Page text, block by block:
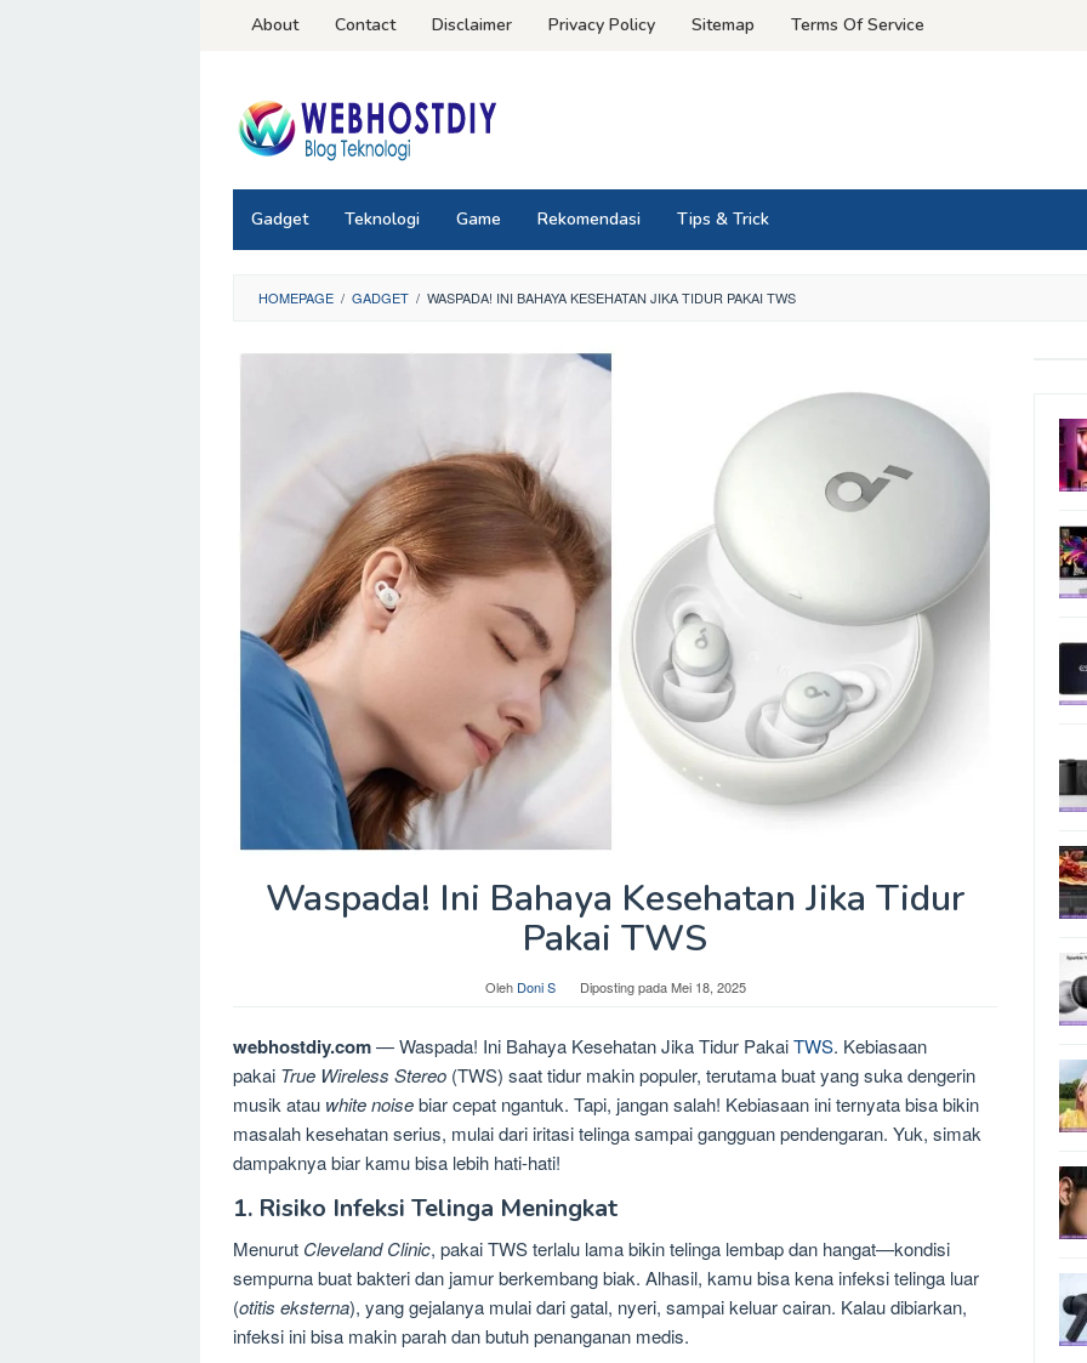
About Contact Disclaimer Privacy Policy Sitemap Terms Of Service
Gadget Teknologi Game Rekomendasi Tips & Trick
HOMEPAGE / GADGET / WASPADA! INI BAHAYA KESEHATAN JIKA TIDUR PAKAI TWS
Waspada! Ini Bahaya Kesehatan Jika Tidur
Pakai TWS
Oleh Doni S Diposting padaMei 18, 2025
webhostdiy.com— Waspada! Ini Bahaya Kesehatan Jika Tidur PakaiTWS. Kebiasaan
pakai True Wireless Stereo (TWS) saat tidur makin populer, terutama buat yang suka dengerin
musik atau white noisebiar cepat ngantuk. Tapi, jangan salah! Kebiasaan ini ternyata bisa bikin
masalah kesehatan serius, mulai dari iritasi telinga sampai gangguan pendengaran. Yuk, simak
dampaknya biar kamu bisa lebih hati-hati!
1. Risiko Infeksi Telinga Meningkat
Menurut Cleveland Clinic, pakai TWS terlalu lama bikin telinga lembap dan hangat—kondisi
sempurna buat bakteri dan jamur berkembang biak. Alhasil, kamu bisa kena infeksi telinga luar
(otitis eksterna), yang gejalanya mulai dari gatal, nyeri, sampai keluar cairan. Kalau dibiarkan,
infeksi ini bisa makin parah dan butuh penanganan medis.